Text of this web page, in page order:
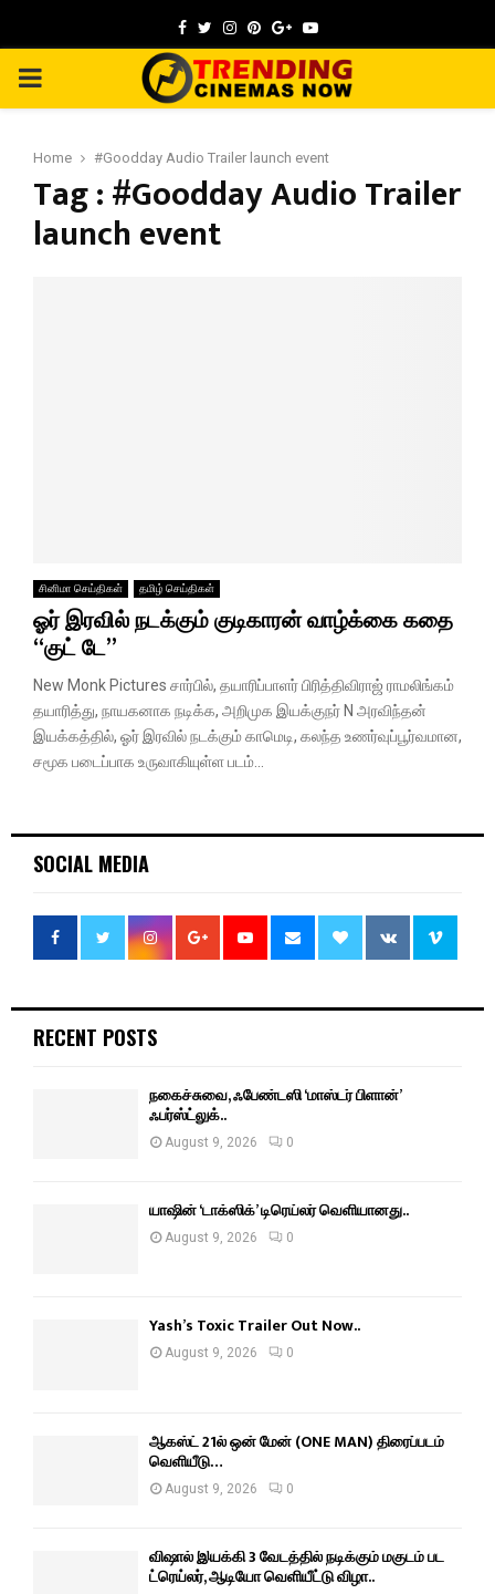
Facebook
TwitterInstagram
Pinterest
GoogleYoutube
PRIMARY
Home #Goodday Audio Trailer launch event
Tag : #Goodday Audio Trailer
launch event
சினிமா செய்திகள் தமிழ் செய்திகள்
ஓர் இரவில் நடக்கும் குடிகாரன் வாழ்க்கை கதை
“குட் டே”
New Monk Pictures சார்பில், தயாரிப்பாளர் பிரித்திவிராஜ் ராமலிங்கம்
தயாரித்து, நாயகனாக நடிக்க, அறிமுக இயக்குநர் N அரவிந்தன்
இயக்கத்தில், ஓர் இரவில் நடக்கும் காமெடி, கலந்த உணர்வுப்பூர்வமான,
சமூக படைப்பாக உருவாகியுள்ள படம்...
SOCIAL MEDIA
RECENT POSTS
நகைச்சுவை, ஃபேண்டஸி ‘மாஸ்டர் பிளான்’
ஃபர்ஸ்ட்லுக்..
August 9, 2026 0
யாஷின் ‘டாக்ஸிக்’ டிரெய்லர் வெளியானது..
August 9, 2026 0
Yash’s Toxic Trailer Out Now..
August 9, 2026 0
ஆகஸ்ட் 21ல் ஒன் மேன் (ONE MAN) திரைப்படம்
வெளியீடு…
August 9, 2026 0
விஷால் இயக்கி 3 வேடத்தில் நடிக்கும் மகுடம் பட
ட்ரெய்லர், ஆடியோ வெளியீட்டு விழா..